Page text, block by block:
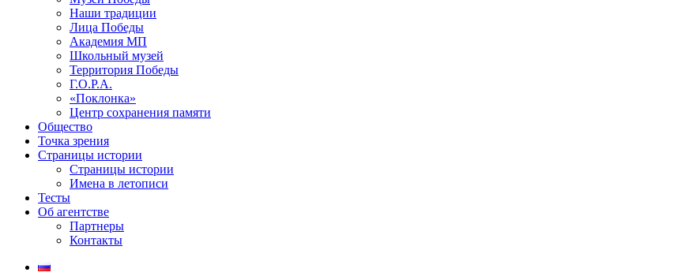
Наши традиции
Лица Победы
Академия МП
Школьный музей
Территория Победы
Г.О.Р.А.
«Поклонка»
Центр сохранения памяти
Общество
Точка зрения
Страницы истории
Страницы истории
Имена в летописи
Тесты
Об агентстве
Партнеры
Контакты